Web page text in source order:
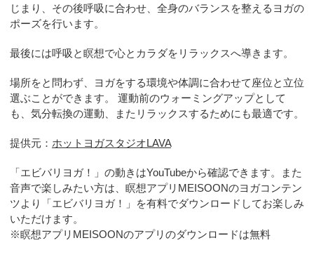
じまり、その後呼吸に合わせ、全身のバランスを整えるヨガの
ポーズを行います。
最後には呼吸と瞑想で心とカラダをリラックスへ導きます。
場所をと問わず、ヨガをする環境や体調に合わせて座位と立位
選ぶことができます。 運動前のウォーミングアップとして
も、気分転換の運動、またリラックスするためにも最適です。
提供元： ホットヨガスタジオLAVA
「エビバリヨガ！」の動きはYouTubeから確認できます。また
音声で楽しみたい方は、瞑想アプリMEISOONのヨガコンテン
ツより「エビバリヨガ！」を有料でダウンロードしてお楽しみ
いただけます。
※瞑想アプリMEISOONのアプリのダウンロードは無料